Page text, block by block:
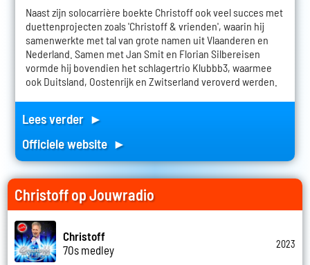
Naast zijn solocarrière boekte Christoff ook veel succes met
duettenprojecten zoals 'Christoff & vrienden', waarin hij
samenwerkte met tal van grote namen uit Vlaanderen en
Nederland. Samen met Jan Smit en Florian Silbereisen
vormde hij bovendien het schlagertrio Klubbb3, waarmee
ook Duitsland, Oostenrijk en Zwitserland veroverd werden.
Lees verder ►
Officiele website ►
Christoff op Jouwradio
Christoff
70s medley
2023